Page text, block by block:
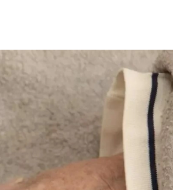
Электрон обуна: ҳуқуқий
15-июл 2026, 05:11
Ҳуқуқий билимларни
форматда ўрганиш имконияти
29-июн 2026, 10:29
Халқ билан очиқ мулоқот —
манфаатларига хизмат қилувчи
давлат бошқарувининг муҳим